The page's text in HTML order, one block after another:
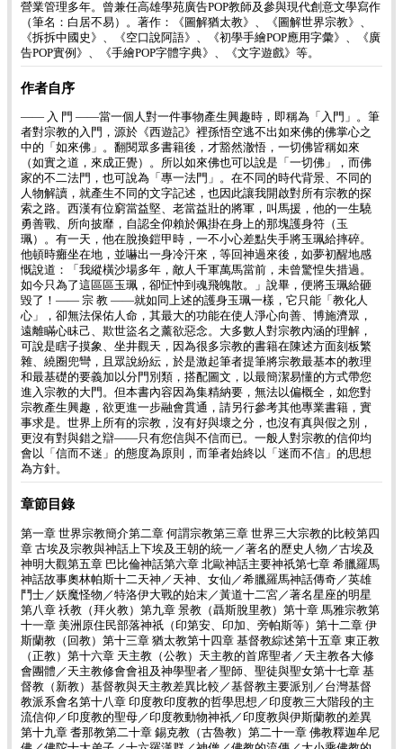
營業管理多年。曾兼任高雄學苑廣告POP教師及參與現代創意文學寫作
（筆名：白居不易）。著作：《圖解猶太教》、《圖解世界宗教》、
《拆拆中國史》、《空口說阿語》、《初學手繪POP應用字彙》、《廣
告POP實例》、《手繪POP字體字典》、《文字遊戲》等。
作者自序
—— 入 門 ——當一個人對一件事物產生興趣時，即稱為「入門」。筆
者對宗教的入門，源於《西遊記》裡孫悟空逃不出如來佛的佛掌心之
中的「如來佛」。翻閱眾多書籍後，才豁然澈悟，一切佛皆稱如來
（如實之道，來成正覺）。所以如來佛也可以說是「一切佛」，而佛
家的不二法門，也可說為「專一法門」。在不同的時代背景、不同的
人物解讀，就產生不同的文字記述，也因此讓我開啟對所有宗教的探
索之路。西漢有位窮當益堅、老當益壯的將軍，叫馬援，他的一生驍
勇善戰、所向披靡，自認全仰賴於佩掛在身上的那塊護身符（玉
珮）。有一天，他在脫換鎧甲時，一不小心差點失手將玉珮給摔碎。
他頓時癱坐在地，並嚇出一身冷汗來，等回神過來後，如夢初醒地感
慨說道：「我縱橫沙場多年，敵人千軍萬馬當前，未曾驚惶失措過。
如今只為了這區區玉珮，卻怔忡到魂飛魄散。」說畢，便將玉珮給砸
毀了！—— 宗 教 ——就如同上述的護身玉珮一樣，它只能「教化人
心」，卻無法保佑人命，其最大的功能在使人淨心向善、博施濟眾，
遠離瞞心眛己、欺世盜名之薰欲惡念。大多數人對宗教內涵的理解，
可說是瞎子摸象、坐井觀天，因為很多宗教的書籍在陳述方面刻板繁
雜、繞圈兜彎，且眾說紛紜，於是激起筆者提筆將宗教最基本的教理
和最基礎的要義加以分門別類，搭配圖文，以最簡潔易懂的方式帶您
進入宗教的大門。但本書內容因為集精納要，無法以偏概全，如您對
宗教產生興趣，欲更進一步融會貫通，請另行參考其他專業書籍，實
事求是。世界上所有的宗教，沒有好與壞之分，也沒有真與假之別，
更沒有對與錯之辯——只有您信與不信而已。一般人對宗教的信仰均
會以「信而不迷」的態度為原則，而筆者始終以「迷而不信」的思想
為方針。
章節目錄
第一章 世界宗教簡介第二章 何謂宗教第三章 世界三大宗教的比較第四
章 古埃及宗教與神話上下埃及王朝的統一／著名的歷史人物／古埃及
神明大觀第五章 巴比倫神話第六章 北歐神話主要神祇第七章 希臘羅馬
神話故事奧林帕斯十二天神／天神、女仙／希臘羅馬神話傳奇／英雄
鬥士／妖魔怪物／特洛伊大戰的始末／黃道十二宮／著名星座的明星
第八章 祅教（拜火教）第九章 景教（聶斯脫里教）第十章 馬雅宗教第
十一章 美洲原住民部落神祇（印第安、印加、旁帕斯等）第十二章 伊
斯蘭教（回教）第十三章 猶太教第十四章 基督教綜述第十五章 東正教
（正教）第十六章 天主教（公教）天主教的首席聖者／天主教各大修
會團體／天主教修會會祖及神學聖者／聖師、聖徒與聖女第十七章 基
督教（新教）基督教與天主教差異比較／基督教主要派別／台灣基督
教派系會名第十八章 印度教印度教的哲學思想／印度教三大階段的主
流信仰／印度教的聖母／印度教動物神祇／印度教與伊斯蘭教的差異
第十九章 耆那教第二十章 錫克教（古魯教）第二十一章 佛教釋迦牟尼